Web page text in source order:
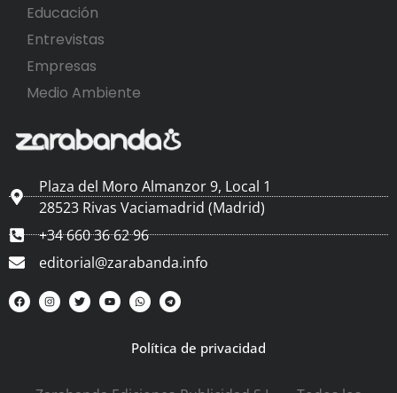
Educación
Entrevistas
Empresas
Medio Ambiente
Plaza del Moro Almanzor 9, Local 1
28523 Rivas Vaciamadrid (Madrid)
+34 660 36 62 96
editorial@zarabanda.info
Política de privacidad